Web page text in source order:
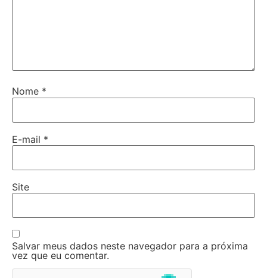
Nome *
E-mail *
Site
Salvar meus dados neste navegador para a próxima
vez que eu comentar.